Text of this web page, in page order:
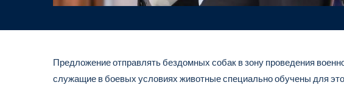
Предложение отправлять бездомных собак в зону проведения
служащие в боевых условиях животные специально обучены для